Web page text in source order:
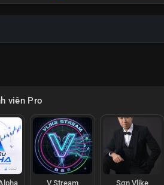
viên Pro
V Stream Sơn Vlike